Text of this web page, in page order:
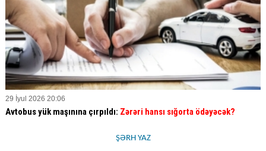
29 İyul 2026 20:06
Avtobus yük maşınına çırpıldı: Zərəri hansı sığorta ödəyəcək?
ŞƏRH YAZ